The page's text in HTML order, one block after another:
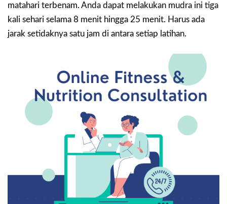
matahari terbenam. Anda dapat melakukan mudra ini tiga
kali sehari selama 8 menit hingga 25 menit. Harus ada
jarak setidaknya satu jam di antara setiap latihan.